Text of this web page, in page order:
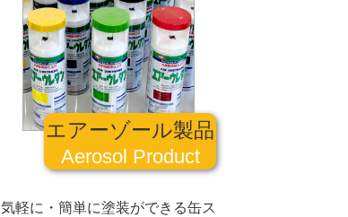
エアーゾール製品
Aerosol Product
気軽に・簡単に塗装ができる缶ス